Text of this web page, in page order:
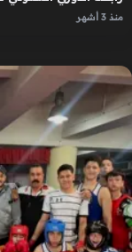
منذ 3 أشهر